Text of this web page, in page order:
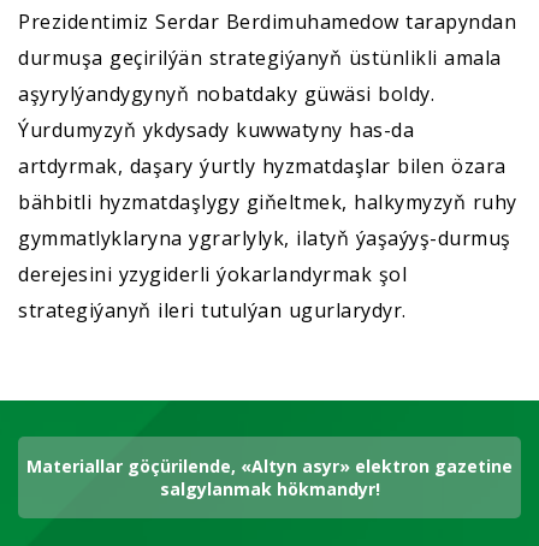
Prezidentimiz Serdar Berdimuhamedow tarapyndan
durmuşa geçirilýän strategiýanyň üstünlikli amala
aşyrylýandygynyň nobatdaky güwäsi boldy.
Ýurdumyzyň ykdysady kuwwatyny has-da
artdyrmak, daşary ýurtly hyzmatdaşlar bilen özara
bähbitli hyzmatdaşlygy giňeltmek, halkymyzyň ruhy
gymmatlyklaryna ygrarlylyk, ilatyň ýaşaýyş-durmuş
derejesini yzygiderli ýokarlandyrmak şol
strategiýanyň ileri tutulýan ugurlarydyr.
Materiallar göçürilende, «Altyn asyr» elektron gazetine
salgylanmak hökmandyr!